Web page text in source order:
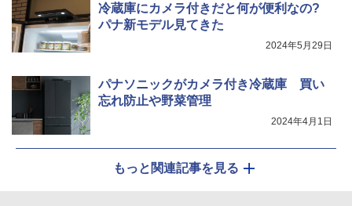
冷蔵庫にカメラ付きだと何が便利なの?
パナ新モデル見てきた
2024年5月29日
パナソニックがカメラ付き冷蔵庫 買い
忘れ防止や野菜管理
2024年4月1日
もっと関連記事を見る